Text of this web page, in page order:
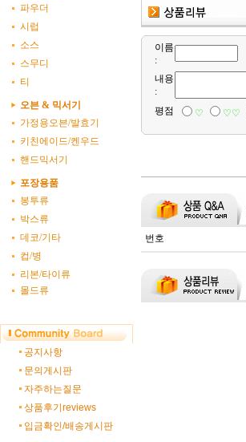
파우더
시럽
소스
스무디
티
오븐 & 믹서기
가정용오븐/발효기
키친에이드/켄우드
핸드믹서기
포장용품
봉투류
박스류
데코/기타
컵/병
리본/타이류
몰드류
공지사항
문의게시판
자주하는질문
상품후기reviews
입금확인/배송게시판
이름
:
내용
:
평점
♡ ♡♡
번호